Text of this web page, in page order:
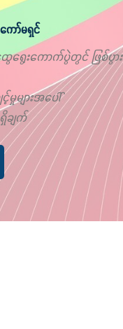
ော်မရှင်
ရွေးကောက်ပွဲတွင် ဖြစ်ပွား
များအပေါ်
ချက်